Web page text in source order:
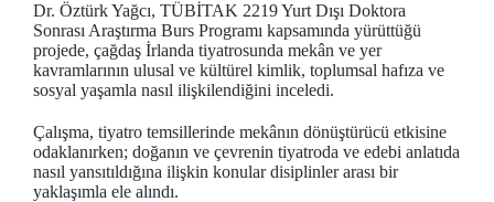
Dr. Öztürk Yağcı, TÜBİTAK 2219 Yurt Dışı Doktora
Sonrası Araştırma Burs Programı kapsamında yürüttüğü
projede, çağdaş İrlanda tiyatrosunda mekân ve yer
kavramlarının ulusal ve kültürel kimlik, toplumsal hafıza ve
sosyal yaşamla nasıl ilişkilendiğini inceledi.
Çalışma, tiyatro temsillerinde mekânın dönüştürücü etkisine
odaklanırken; doğanın ve çevrenin tiyatroda ve edebi anlatıda
nasıl yansıtıldığına ilişkin konular disiplinler arası bir
yaklaşımla ele alındı.